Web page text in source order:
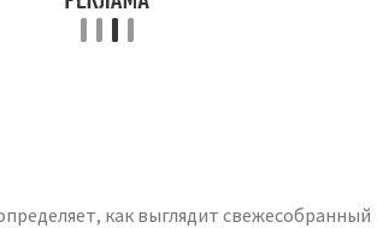
как выглядит свежесобранный